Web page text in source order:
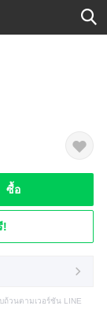
ซื้อ
!
ถ้วนตามเวอร์ชัน LINE